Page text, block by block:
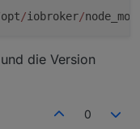
- zentriert
opt/iobroker/
die Version
0